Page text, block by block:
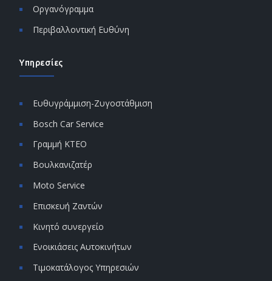
Οργανόγραμμα
Περιβαλλοντική Ευθύνη
Υπηρεσίες
Ευθυγράμμιση-Ζυγοστάθμιση
Bosch Car Service
Γραμμή ΚΤΕΟ
Βουλκανιζατέρ
Moto Service
Επισκευή Ζαντών
Κινητό συνεργείο
Ενοικιάσεις Αυτοκινήτων
Τιμοκατάλογος Υπηρεσιών